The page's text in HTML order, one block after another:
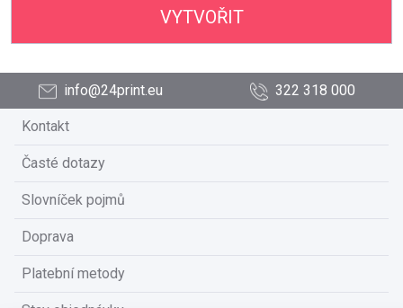
VYTVOŘIT
info@24print.eu 322 318 000
Kontakt
Časté dotazy
Slovníček pojmů
Doprava
Platební metody